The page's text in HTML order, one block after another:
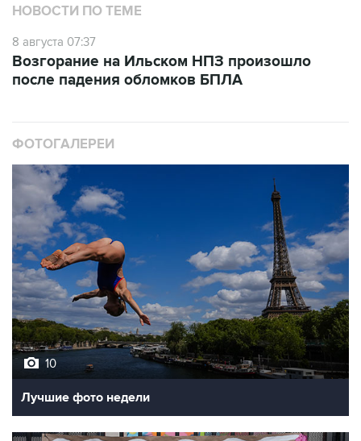
НОВОСТИ ПО ТЕМЕ
8 августа 07:37
Возгорание на Ильском НПЗ произошло
после падения обломков БПЛА
ФОТОГАЛЕРЕИ
10
Лучшие фото недели